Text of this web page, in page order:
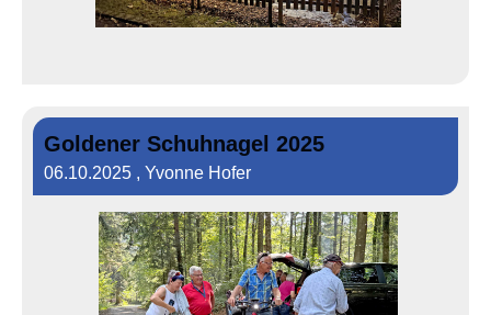
Goldener Schuhnagel 2025
06.10.2025 , Yvonne Hofer